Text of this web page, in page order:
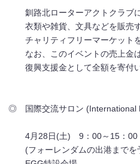
釧路北ローターアクトクラブに
衣類や雑貨、文具などを販売
チャリティフリーマーケットを
なお、このイベントの売上金
復興支援金として全額を寄付い
◎ 国際交流サロン (International
4月28日(土) 9：00～15：00
(フォーレンダムの出港までを